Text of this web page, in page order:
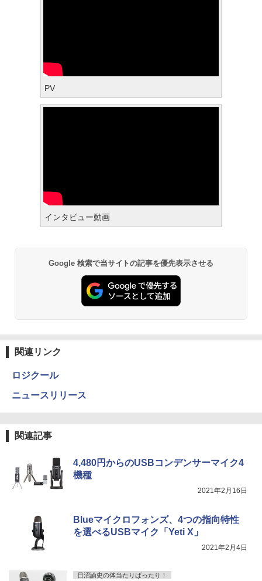
PV
インタビュー動画
Google 検索で当サイトの記事を優先表示させる
関連リンク
ロジクール
ニュースリリース
関連記事
4,480円からのUSBコンデンサーマイク4
機種
2021年2月16日
Blueマイクロフォンズ、4つの指向特性
を選べるUSBマイク「Yeti X」
2021年2月4日
日沼諭史の体当たりばったり！